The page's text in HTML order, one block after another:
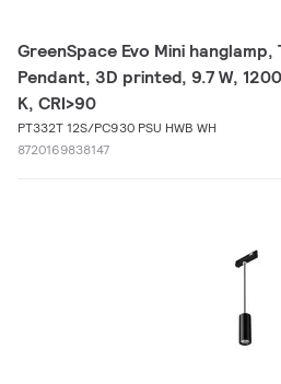
GreenSpace Evo Mini hanglamp,
Pendant, 3D printed, 9.7 W,
K, CRI>90
PT332T 12S/PC930 PSU HWB WH
8720169838147